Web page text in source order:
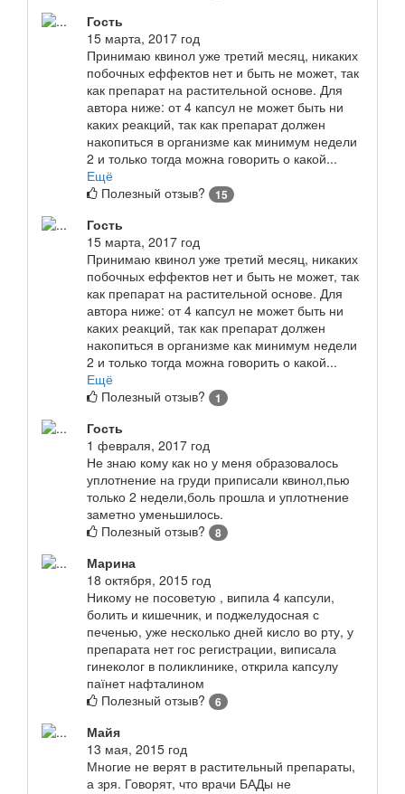
Гость
15 марта, 2017 год
Принимаю квинол уже третий месяц, никаких
побочных еффектов нет и быть не может, так
как препарат на растительной основе. Для
автора ниже: от 4 капсул не может быть ни
каких реакций, так как препарат должен
накопиться в организме как минимум недели
2 и только тогда можна говорить о какой...
Ещё
Полезный отзыв?
15
Гость
15 марта, 2017 год
Принимаю квинол уже третий месяц, никаких
побочных еффектов нет и быть не может, так
как препарат на растительной основе. Для
автора ниже: от 4 капсул не может быть ни
каких реакций, так как препарат должен
накопиться в организме как минимум недели
2 и только тогда можна говорить о какой...
Ещё
Полезный отзыв?
1
Гость
1 февраля, 2017 год
Не знаю кому как но у меня образовалось
уплотнение на груди приписали квинол,пью
только 2 недели,боль прошла и уплотнение
заметно уменьшилось.
Полезный отзыв?
8
Марина
18 октября, 2015 год
Никому не посоветую , випила 4 капсули,
болить и кишечник, и поджелудосная с
печенью, уже несколько дней кисло во рту, у
препарата нет гос регистрации, виписала
гинеколог в поликлинике, открила капсулу
паїнет нафталином
Полезный отзыв?
6
Майя
13 мая, 2015 год
Многие не верят в растительный препараты,
а зря. Говорят, что врачи БАДы не